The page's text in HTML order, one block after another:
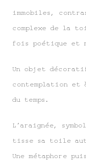
immobiles,
complexe de la
fois poétique et
Un objet
contemplation et
du temps.
L’araignée,
tisse sa toile
Une métaphore